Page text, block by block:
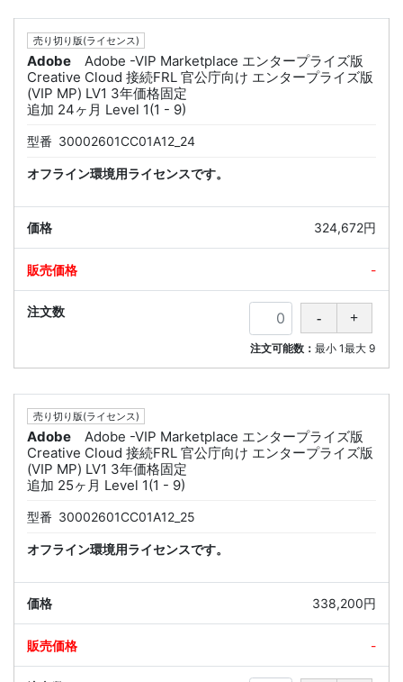
売り切り版(ライセンス)
Adobe
Adobe -VIP Marketplace エンタープライズ版
Creative Cloud 接続FRL 官公庁向け エンタープライズ版
(VIP MP) LV1 3年価格固定
追加 24ヶ月 Level 1(1 - 9)
型番 30002601CC01A12_24
オフライン環境用ライセンスです。
324,672円
-
注文可能数：最小 1最大 9
売り切り版(ライセンス)
Adobe
Adobe -VIP Marketplace エンタープライズ版
Creative Cloud 接続FRL 官公庁向け エンタープライズ版
(VIP MP) LV1 3年価格固定
追加 25ヶ月 Level 1(1 - 9)
型番 30002601CC01A12_25
オフライン環境用ライセンスです。
338,200円
-